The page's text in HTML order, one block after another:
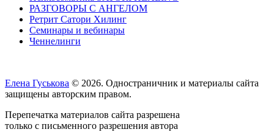
РАЗГОВОРЫ С АНГЕЛОМ
Ретрит Сатори Хилинг
Семинары и вебинары
Ченнелинги
Елена Гуськова © 2026. Одностраничник и материалы сайта
защищены авторским правом.
Перепечатка материалов сайта разрешена
только с письменного разрешения автора